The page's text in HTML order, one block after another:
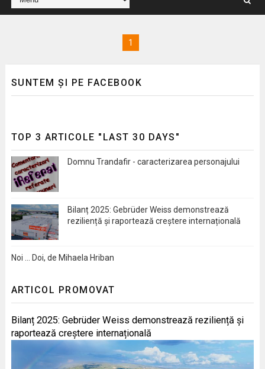
1
SUNTEM ȘI PE FACEBOOK
TOP 3 ARTICOLE "LAST 30 DAYS"
Domnu Trandafir - caracterizarea personajului
Bilanț 2025: Gebrüder Weiss demonstrează
reziliență și raportează creștere internațională
Noi … Doi, de Mihaela Hriban
ARTICOL PROMOVAT
Bilanț 2025: Gebrüder Weiss demonstrează reziliență și
raportează creștere internațională